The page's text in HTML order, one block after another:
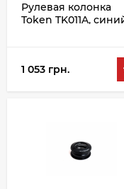
Рулевая колонка
Token TK011A,
1 053 грн.